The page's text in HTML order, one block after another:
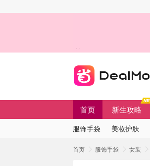
首页 新生攻略
服饰手袋 美妆护肤
首页 服饰手袋 女装